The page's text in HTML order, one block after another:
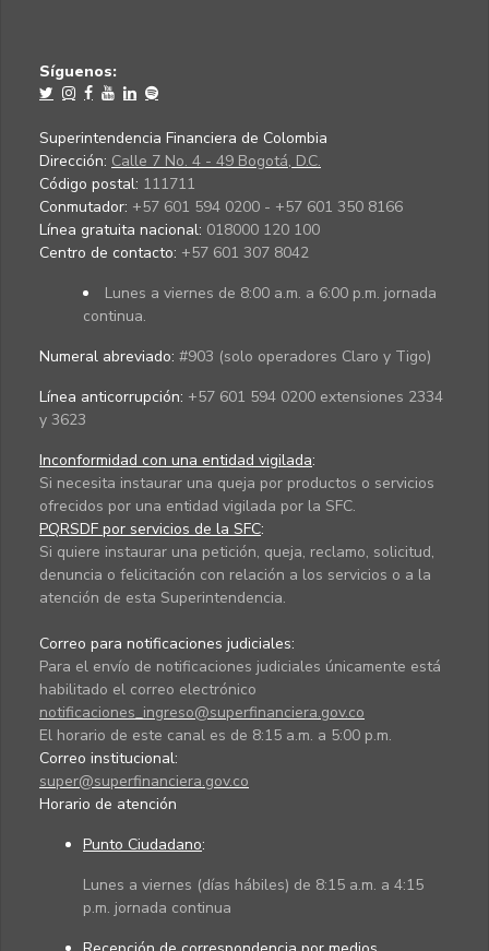
Síguenos:
Superintendencia Financiera de Colombia
Dirección: Calle 7 No. 4 - 49 Bogotá, D.C.
Código postal: 111711
Conmutador: +57 601 594 0200 - +57 601 350 8166
Línea gratuita nacional: 018000 120 100
Centro de contacto: +57 601 307 8042
Lunes a viernes de 8:00 a.m. a 6:00 p.m. jornada
continua.
Numeral abreviado: #903 (solo operadores Claro y Tigo)
Línea anticorrupción: +57 601 594 0200 extensiones 2334
y 3623
Inconformidad con una entidad vigilada:
Si necesita instaurar una queja por productos o servicios
ofrecidos por una entidad vigilada por la SFC.
PQRSDF por servicios de la SFC:
Si quiere instaurar una petición, queja, reclamo, solicitud,
denuncia o felicitación con relación a los servicios o a la
atención de esta Superintendencia.
Correo para notificaciones judiciales:
Para el envío de notificaciones judiciales únicamente está
habilitado el correo electrónico
notificaciones_ingreso@superfinanciera.gov.co
El horario de este canal es de 8:15 a.m. a 5:00 p.m.
Correo institucional:
super@superfinanciera.gov.co
Horario de atención
Punto Ciudadano:
Lunes a viernes (días hábiles) de 8:15 a.m. a 4:15
p.m. jornada continua